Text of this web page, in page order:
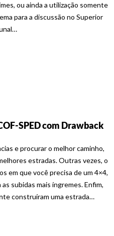
ou ainda a utilização somente
para a discussão no Superior
SPED com Drawback
e procurar o melhor caminho,
estradas. Outras vezes, o
em que você precisa de um 4×4,
subidas mais íngremes. Enfim,
construíram uma estrada…